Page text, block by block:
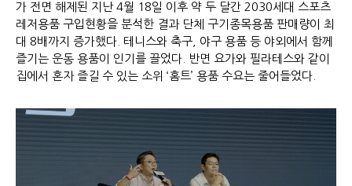
가 전면 해제된 지난 4월 18일 이후 약 두 달간 2030세대 스포츠
레저용품 구입현황을 분석한 결과 단체 구기종목용품 판매량이 최
대 8배까지 증가했다. 테니스와 축구, 야구 용품 등 야외에서 함께
즐기는 운동 용품이 인기를 끌었다. 반면 요가와 필라테스와 같이
집에서 혼자 즐길 수 있는 소위 ‘홈트’ 용품 수요는 줄어들었다.